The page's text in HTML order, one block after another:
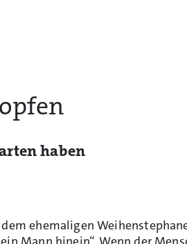
haben
ehemaligen